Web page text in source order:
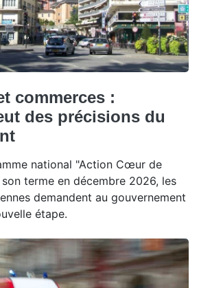
commerces :
des précisions du
national "Action Cœur de
terme en décembre 2026, les
demandent au gouvernement
étape.